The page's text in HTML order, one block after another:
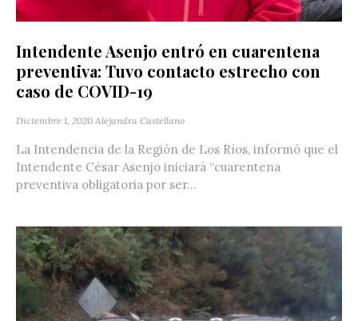
Intendente Asenjo entró en cuarentena
preventiva: Tuvo contacto estrecho con
caso de COVID-19
Diciembre 1, 2020 Alejandra Castellano
La Intendencia de la Región de Los Ríos, informó que el
Intendente César Asenjo iniciará “cuarentena
preventiva obligatoria por ser...